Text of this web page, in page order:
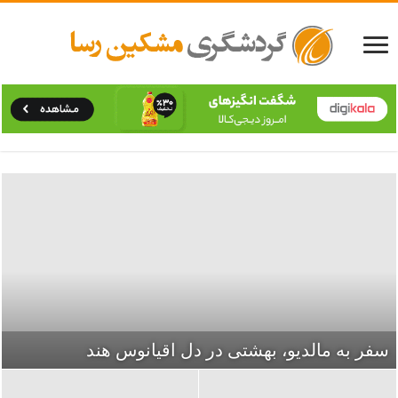
سفر به مالدیو، بهشتی در دل اقیانوس هند
سفر به اروپا، قلب تپنده‌ی جهان